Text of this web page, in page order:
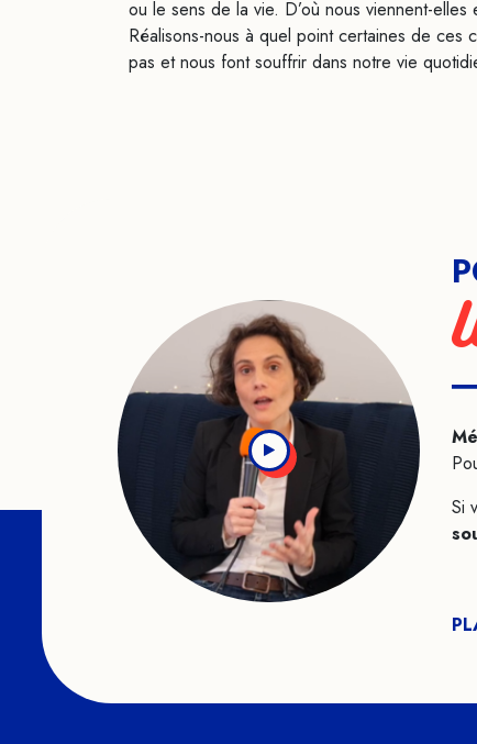
ou l​e sens de la vie. D’où nous viennent-
Réalisons-nous à quel point certaines de ces
pas et nous font souffrir dans notre vie
Si